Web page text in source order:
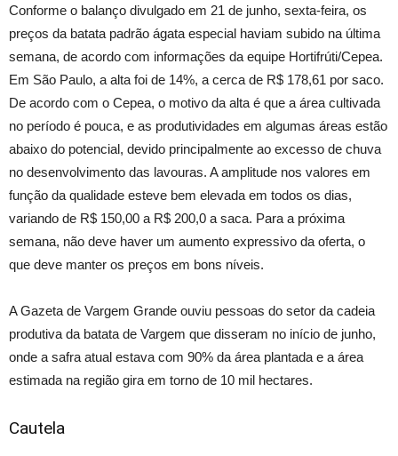
Conforme o balanço divulgado em 21 de junho, sexta-feira, os
preços da batata padrão ágata especial haviam subido na última
semana, de acordo com informações da equipe Hortifrúti/Cepea.
Em São Paulo, a alta foi de 14%, a cerca de R$ 178,61 por saco.
De acordo com o Cepea, o motivo da alta é que a área cultivada
no período é pouca, e as produtividades em algumas áreas estão
abaixo do potencial, devido principalmente ao excesso de chuva
no desenvolvimento das lavouras. A amplitude nos valores em
função da qualidade esteve bem elevada em todos os dias,
variando de R$ 150,00 a R$ 200,0 a saca. Para a próxima
semana, não deve haver um aumento expressivo da oferta, o
que deve manter os preços em bons níveis.
A Gazeta de Vargem Grande ouviu pessoas do setor da cadeia
produtiva da batata de Vargem que disseram no início de junho,
onde a safra atual estava com 90% da área plantada e a área
estimada na região gira em torno de 10 mil hectares.
Cautela